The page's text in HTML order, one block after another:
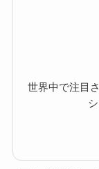
世界中で注目